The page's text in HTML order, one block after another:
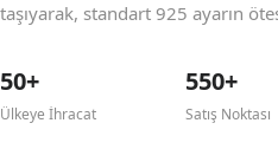
taşıyarak, standart 925 ayarın
50+
Ülkeye İhracat
550+
Satış Noktası